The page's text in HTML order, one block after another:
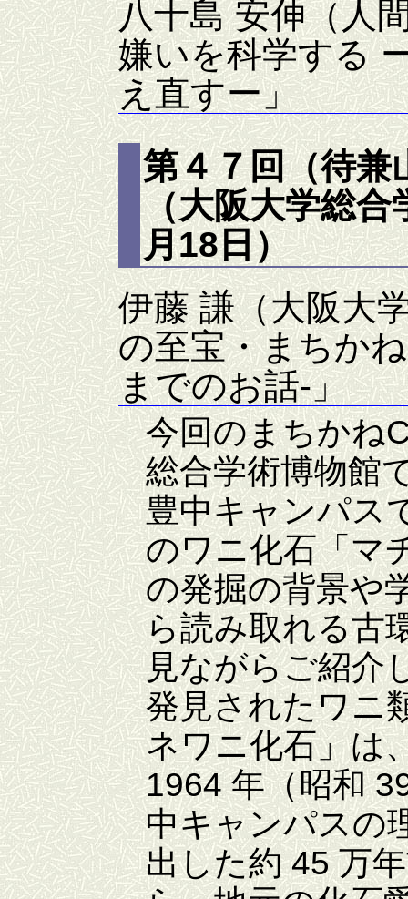
八十島 安伸（人
嫌いを科学する
え直すー」
第４７回（待兼
（大阪大学総合
月18日）
伊藤 謙（大阪大
の至宝・まちか
までのお話‐」
今回のまちかね
総合学術博物館
豊中キャンパス
のワニ化石「マ
の発掘の背景や
ら読み取れる古
見ながらご紹介
発見されたワニ
ネワニ化石」は
1964 年（昭和
中キャンパスの
出した約 45 万